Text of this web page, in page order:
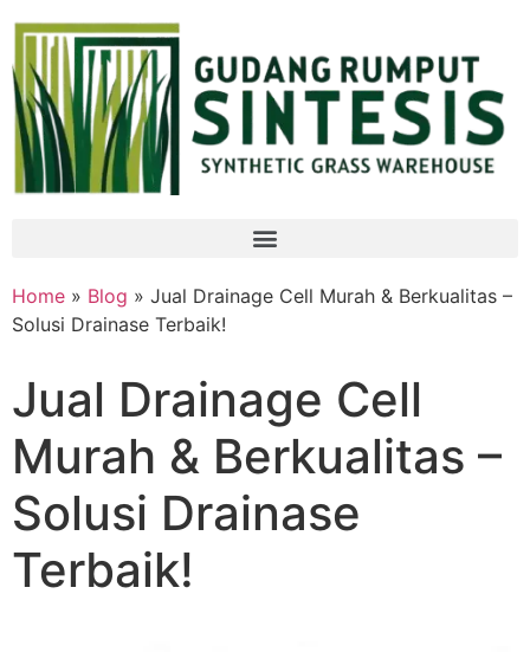
Home » Blog » Jual Drainage Cell Murah & Berkualitas –
Solusi Drainase Terbaik!
Jual Drainage Cell
Murah & Berkualitas –
Solusi Drainase
Terbaik!